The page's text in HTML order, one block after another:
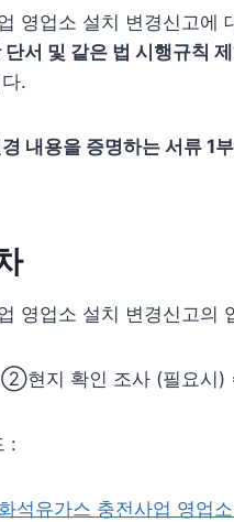
영업소 설치 변경신고에
서 및 같은 법 시행규칙
.
경 내용을 증명하는 서류 1부
영업소 설치 변경신고의
현지 확인 조사 (필요
:
석유가스 충전사업 영업